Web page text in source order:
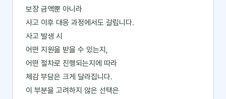
보장 금액뿐 아니라
사고 이후 대응 과정에서도 갈립니다.
사고 발생 시
어떤 지원을 받을 수 있는지,
어떤 절차로 진행되는지에 따라
체감 부담은 크게 달라집니다.
이 부분을 고려하지 않은 선택은